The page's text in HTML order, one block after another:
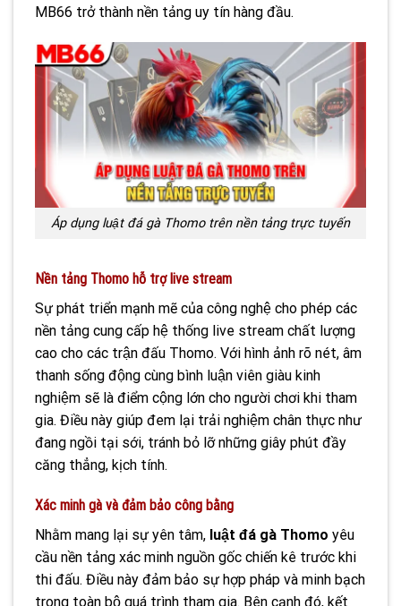
MB66 trở thành nền tảng uy tín hàng đầu.
Áp dụng luật đá gà Thomo trên nền tảng trực tuyến
Nền tảng Thomo hỗ trợ live stream
Sự phát triển mạnh mẽ của công nghệ cho phép các
nền tảng cung cấp hệ thống live stream chất lượng
cao cho các trận đấu Thomo. Với hình ảnh rõ nét, âm
thanh sống động cùng bình luận viên giàu kinh
nghiệm sẽ là điểm cộng lớn cho người chơi khi tham
gia. Điều này giúp đem lại trải nghiệm chân thực như
đang ngồi tại sới, tránh bỏ lỡ những giây phút đầy
căng thẳng, kịch tính.
Xác minh gà và đảm bảo công bằng
Nhằm mang lại sự yên tâm, luật đá gà Thomo yêu
cầu nền tảng xác minh nguồn gốc chiến kê trước khi
thi đấu. Điều này đảm bảo sự hợp pháp và minh bạch
trong toàn bộ quá trình tham gia. Bên cạnh đó, kết